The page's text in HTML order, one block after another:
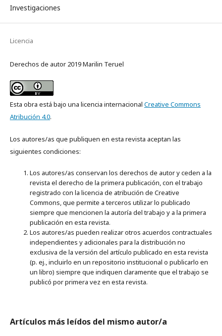
Investigaciones
Licencia
Derechos de autor 2019 Marilin Teruel
Esta obra está bajo una licencia internacional Creative Commons
Atribución 4.0.
Los autores/as que publiquen en esta revista aceptan las
siguientes condiciones:
Los autores/as conservan los derechos de autor y ceden a la
revista el derecho de la primera publicación, con el trabajo
registrado con la licencia de atribución de Creative
Commons, que permite a terceros utilizar lo publicado
siempre que mencionen la autoría del trabajo y a la primera
publicación en esta revista.
Los autores/as pueden realizar otros acuerdos contractuales
independientes y adicionales para la distribución no
exclusiva de la versión del artículo publicado en esta revista
(p. ej., incluirlo en un repositorio institucional o publicarlo en
un libro) siempre que indiquen claramente que el trabajo se
publicó por primera vez en esta revista.
Artículos más leídos del mismo autor/a